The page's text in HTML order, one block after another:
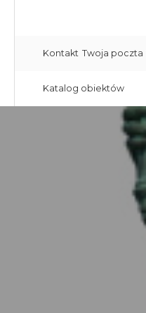
Kontakt Twoja poczta
Katalog obiektów